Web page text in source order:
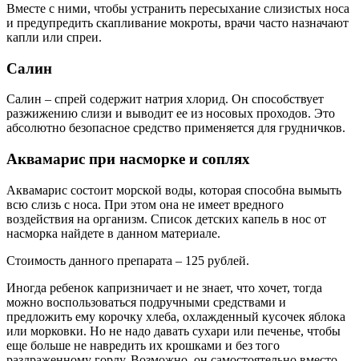
Вместе с ними, чтобы устранить пересыхание слизистых носа
и предупредить скапливание мокроты, врачи часто назначают
капли или спреи.
Салин
Салин – спрей содержит натрия хлорид. Он способствует
разжижению слизи и выводит ее из носовых проходов. Это
абсолютно безопасное средство применяется для грудничков.
Аквамарис при насморке и соплях
Аквамарис состоит морской воды, которая способна вымыть
всю слизь с носа. При этом она не имеет вредного
воздействия на организм. Список детских капель в нос от
насморка найдете в данном материале.
Стоимость данного препарата – 125 рублей.
Иногда ребенок капризничает и не знает, что хочет, тогда
можно воспользоваться подручными средствами и
предложить ему корочку хлеба, охлажденный кусочек яблока
или морковки. Но не надо давать сухари или печенье, чтобы
еще больше не навредить их крошками и без того